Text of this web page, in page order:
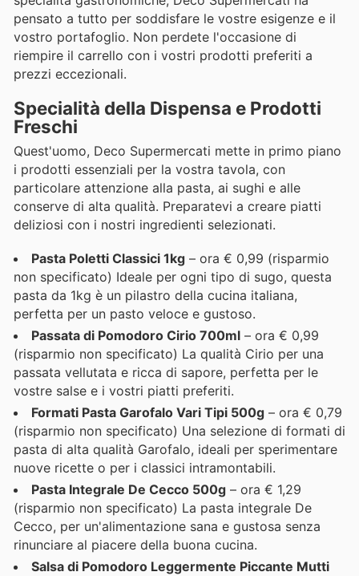
pensato a tutto per soddisfare le vostre esigenze e il
vostro portafoglio. Non perdete l'occasione di
riempire il carrello con i vostri prodotti preferiti a
prezzi eccezionali.
Specialità della Dispensa e Prodotti
Freschi
Quest'uomo, Deco Supermercati mette in primo piano
i prodotti essenziali per la vostra tavola, con
particolare attenzione alla pasta, ai sughi e alle
conserve di alta qualità. Preparatevi a creare piatti
deliziosi con i nostri ingredienti selezionati.
Pasta Poletti Classici 1kg – ora € 0,99 (risparmio
non specificato) Ideale per ogni tipo di sugo, questa
pasta da 1kg è un pilastro della cucina italiana,
perfetta per un pasto veloce e gustoso.
Passata di Pomodoro Cirio 700ml – ora € 0,99
(risparmio non specificato) La qualità Cirio per una
passata vellutata e ricca di sapore, perfetta per le
vostre salse e i vostri piatti preferiti.
Formati Pasta Garofalo Vari Tipi 500g – ora € 0,79
(risparmio non specificato) Una selezione di formati di
pasta di alta qualità Garofalo, ideali per sperimentare
nuove ricette o per i classici intramontabili.
Pasta Integrale De Cecco 500g – ora € 1,29
(risparmio non specificato) La pasta integrale De
Cecco, per un'alimentazione sana e gustosa senza
rinunciare al piacere della buona cucina.
Salsa di Pomodoro Leggermente Piccante Mutti